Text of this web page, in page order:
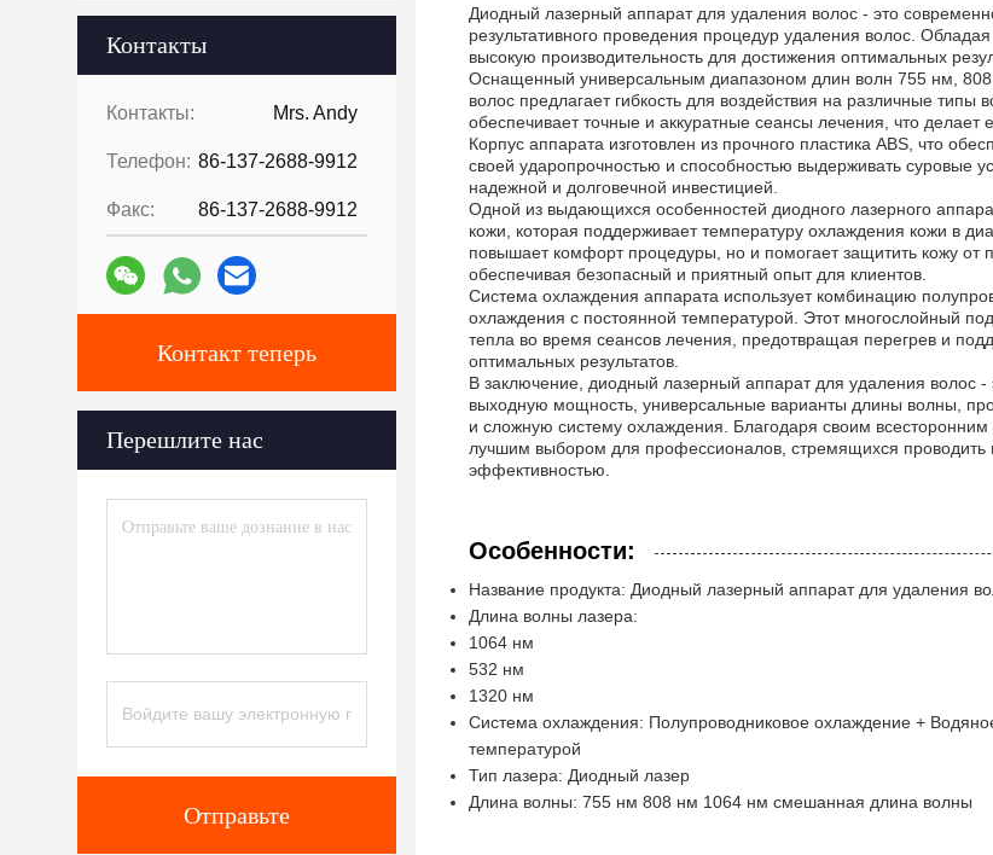
Контакты
Контакты: Mrs. Andy
Телефон: 86-137-2688-9912
Факс: 86-137-2688-9912
Контакт теперь
Перешлите нас
Отправьте
Диодный лазерный аппарат для удаления волос - это
результативного проведения процедур удаления волос.
высокую производительность для достижения оптимальных
Оснащенный универсальным диапазоном длин волн 755 нм,
волос предлагает гибкость для воздействия на различные
обеспечивает точные и аккуратные сеансы лечения, что делает
Корпус аппарата изготовлен из прочного пластика ABS, что
своей ударопрочностью и способностью выдерживать суровые
надежной и долговечной инвестицией.
Одной из выдающихся особенностей диодного лазерного
кожи, которая поддерживает температуру охлаждения кожи в
повышает комфорт процедуры, но и помогает защитить кожу от
обеспечивая безопасный и приятный опыт для клиентов.
Система охлаждения аппарата использует комбинацию
охлаждения с постоянной температурой. Этот многослойный
тепла во время сеансов лечения, предотвращая перегрев и
оптимальных результатов.
В заключение, диодный лазерный аппарат для удаления волос -
выходную мощность, универсальные варианты длины волны,
и сложную систему охлаждения. Благодаря своим
лучшим выбором для профессионалов, стремящихся проводить
эффективностью.
Особенности:
Название продукта: Диодный лазерный аппарат для удаления
Длина волны лазера:
1064 нм
532 нм
1320 нм
Система охлаждения: Полупроводниковое охлаждение +
температурой
Тип лазера: Диодный лазер
Длина волны: 755 нм 808 нм 1064 нм смешанная длина волны